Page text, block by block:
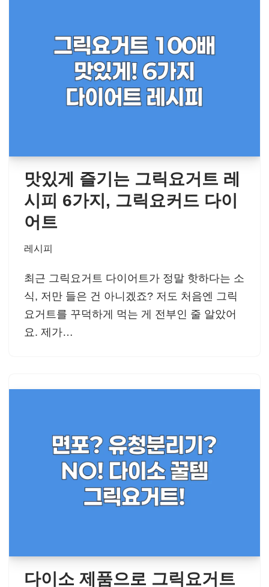
맛있게 즐기는 그릭요거트 레
시피 6가지, 그릭요커드 다이
어트
레시피
최근 그릭요거트 다이어트가 정말 핫하다는 소
식, 저만 들은 건 아니겠죠? 저도 처음엔 그릭
요거트를 꾸덕하게 먹는 게 전부인 줄 알았어
요. 제가…
다이소 제품으로 그릭요거트